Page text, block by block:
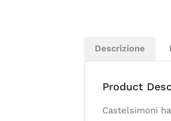
Descrizione
Product
Castelsimoni